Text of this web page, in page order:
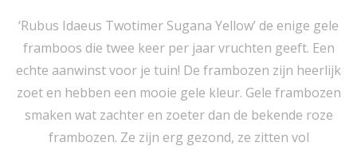
‘Rubus Idaeus Twotimer Sugana Yellow’ de enige gele
framboos die twee keer per jaar vruchten geeft. Een
echte aanwinst voor je tuin! De frambozen zijn heerlijk
zoet en hebben een mooie gele kleur. Gele frambozen
smaken wat zachter en zoeter dan de bekende roze
frambozen. Ze zijn erg gezond, ze zitten vol